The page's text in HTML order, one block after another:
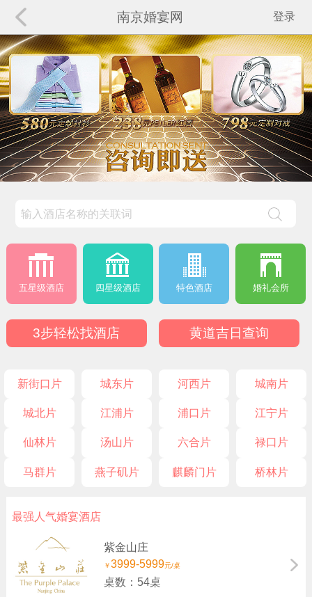
南京婚宴网 登录
五星级酒店 四星级酒店 特色酒店 婚礼会所
3步轻松找酒店 黄道吉日查询
新街口片 城东片 河西片 城南片
城北片 江浦片 浦口片 江宁片
仙林片 汤山片 六合片 禄口片
马群片 燕子矶片 麒麟门片 桥林片
最强人气婚宴酒店
紫金山庄
￥3999-5999元/桌
桌数：54桌